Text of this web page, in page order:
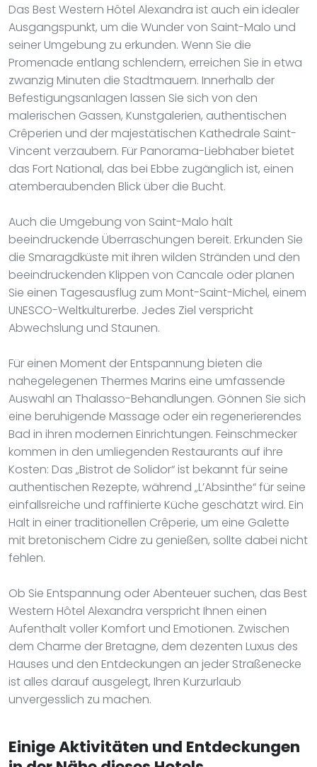
Das Best Western Hôtel Alexandra ist auch ein idealer
Ausgangspunkt, um die Wunder von Saint-Malo und
seiner Umgebung zu erkunden. Wenn Sie die
Promenade entlang schlendern, erreichen Sie in etwa
zwanzig Minuten die Stadtmauern. Innerhalb der
Befestigungsanlagen lassen Sie sich von den
malerischen Gassen, Kunstgalerien, authentischen
Crêperien und der majestätischen Kathedrale Saint-
Vincent verzaubern. Für Panorama-Liebhaber bietet
das Fort National, das bei Ebbe zugänglich ist, einen
atemberaubenden Blick über die Bucht.
Auch die Umgebung von Saint-Malo hält
beeindruckende Überraschungen bereit. Erkunden Sie
die Smaragdküste mit ihren wilden Stränden und den
beeindruckenden Klippen von Cancale oder planen
Sie einen Tagesausflug zum Mont-Saint-Michel, einem
UNESCO-Weltkulturerbe. Jedes Ziel verspricht
Abwechslung und Staunen.
Für einen Moment der Entspannung bieten die
nahegelegenen Thermes Marins eine umfassende
Auswahl an Thalasso-Behandlungen. Gönnen Sie sich
eine beruhigende Massage oder ein regenerierendes
Bad in ihren modernen Einrichtungen. Feinschmecker
kommen in den umliegenden Restaurants auf ihre
Kosten: Das „Bistrot de Solidor“ ist bekannt für seine
authentischen Rezepte, während „L’Absinthe“ für seine
einfallsreiche und raffinierte Küche geschätzt wird. Ein
Halt in einer traditionellen Crêperie, um eine Galette
mit bretonischem Cidre zu genießen, sollte dabei nicht
fehlen.
Ob Sie Entspannung oder Abenteuer suchen, das Best
Western Hôtel Alexandra verspricht Ihnen einen
Aufenthalt voller Komfort und Emotionen. Zwischen
dem Charme der Bretagne, dem dezenten Luxus des
Hauses und den Entdeckungen an jeder Straßenecke
ist alles darauf ausgelegt, Ihren Kurzurlaub
unvergesslich zu machen.
Einige Aktivitäten und Entdeckungen